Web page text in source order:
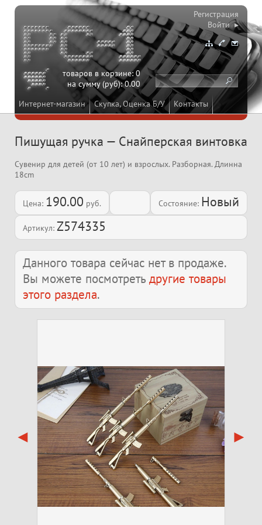
Интернет-магазин Скупка, Оценка Б/У Контакты
товаров в корзине:0
на сумму (руб):0.00
Регистрация
Войти ▸
Пишущая ручка — Снайперская винтовка
Сувенир для детей (от 10 лет) и взрослых. Разборная. Длинна
18cm
Цена: 190.00 руб. Состояние: Новый
Артикул: Z574335
Данного товара сейчас нет в продаже.
Вы можете посмотреть другие товары
этого раздела.